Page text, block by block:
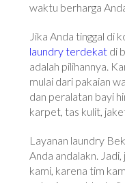
waktu berharga
Jika Anda tinggal di
laundry terdekat di
adalah pilihannya.
mulai dari pakaian
dan peralatan bayi
karpet, tas kulit,
Layanan laundry
Anda andalakn.
kami, karena tim